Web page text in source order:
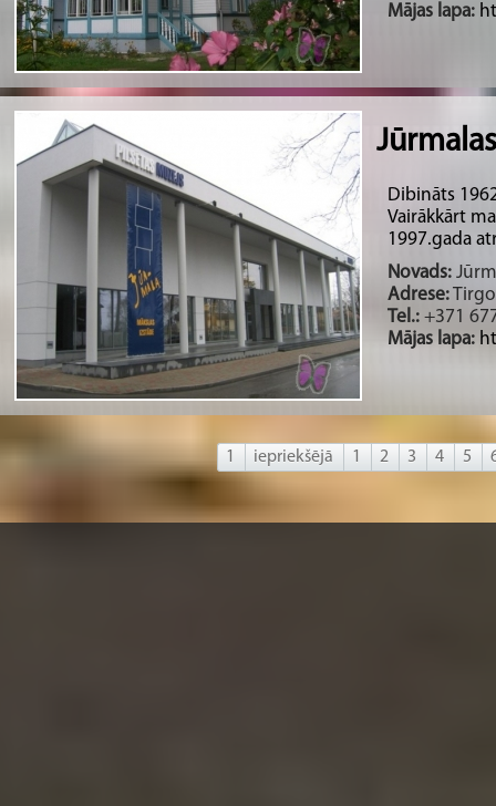
Mājas lapa:
Dibināts
Vairākkārt
1997.gada
Novads:
Adrese:
Tel.: +371
Mājas lapa:
1 iepriekšējā 1 2 3 4 5